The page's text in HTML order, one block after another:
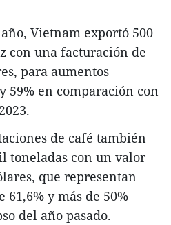
Vietnam exportó 500
con una facturación de
para aumentos
59% en comparación con
de café también
toneladas con un valor
que representan
61,6% y más de 50%
del año pasado.